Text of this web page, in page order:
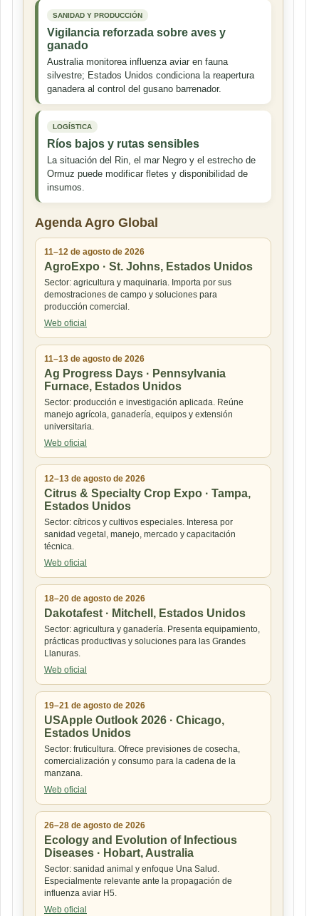
SANIDAD Y PRODUCCIÓN
Vigilancia reforzada sobre aves y
ganado
Australia monitorea influenza aviar en fauna
silvestre; Estados Unidos condiciona la reapertura
ganadera al control del gusano barrenador.
LOGÍSTICA
Ríos bajos y rutas sensibles
La situación del Rin, el mar Negro y el estrecho de
Ormuz puede modificar fletes y disponibilidad de
insumos.
Agenda Agro Global
11–12 de agosto de 2026
AgroExpo · St. Johns, Estados Unidos
Sector: agricultura y maquinaria. Importa por sus
demostraciones de campo y soluciones para
producción comercial.
Web oficial
11–13 de agosto de 2026
Ag Progress Days · Pennsylvania
Furnace, Estados Unidos
Sector: producción e investigación aplicada. Reúne
manejo agrícola, ganadería, equipos y extensión
universitaria.
Web oficial
12–13 de agosto de 2026
Citrus & Specialty Crop Expo · Tampa,
Estados Unidos
Sector: cítricos y cultivos especiales. Interesa por
sanidad vegetal, manejo, mercado y capacitación
técnica.
Web oficial
18–20 de agosto de 2026
Dakotafest · Mitchell, Estados Unidos
Sector: agricultura y ganadería. Presenta equipamiento,
prácticas productivas y soluciones para las Grandes
Llanuras.
Web oficial
19–21 de agosto de 2026
USApple Outlook 2026 · Chicago,
Estados Unidos
Sector: fruticultura. Ofrece previsiones de cosecha,
comercialización y consumo para la cadena de la
manzana.
Web oficial
26–28 de agosto de 2026
Ecology and Evolution of Infectious
Diseases · Hobart, Australia
Sector: sanidad animal y enfoque Una Salud.
Especialmente relevante ante la propagación de
influenza aviar H5.
Web oficial